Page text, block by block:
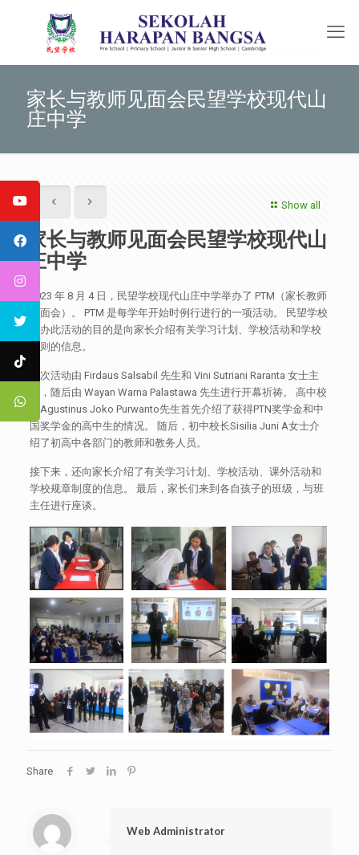
家长与教师见面会民望学校现代山
庄中学
Show all
家长与教师见面会民望学校现代山
庄中学
2023 年 8 月 4 日，民望学校现代山庄中学举办了 PTM（家长教师
见面会）。 PTM 是每学年开始时例行进行的一项活动。 民望学校
举办此活动的目的是向家长介绍有关学习计划、学校活动和学校
规则的信息。
本次活动由 Firdaus Salsabil 先生和 Vini Sutriani Raranta 女士主
持，随后由 Wayan Warna Palastawa 先生进行开幕祈祷。 高中校
长Agustinus Joko Purwanto先生首先介绍了获得PTN奖学金和中
国奖学金的高中生的情况。 随后，初中校长Sisilia Juni A女士介
绍了初高中各部门的教师和教务人员。
接下来，还向家长介绍了有关学习计划、学校活动、课外活动和
学校规章制度的信息。 最后，家长们来到各自孩子的班级，与班
主任进行座谈。
Share
Web Administrator